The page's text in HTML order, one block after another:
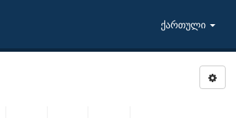
ქართული